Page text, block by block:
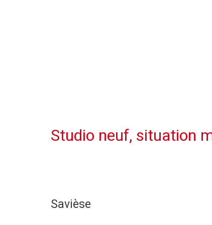
Studio neuf, situation
Savièse